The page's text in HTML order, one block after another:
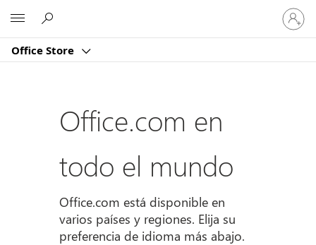
Office Store
Iniciar
sesión
en
cuenta
Office.com en
todo el mundo
Office.com está disponible en
varios países y regiones. Elija su
preferencia de idioma más abajo.